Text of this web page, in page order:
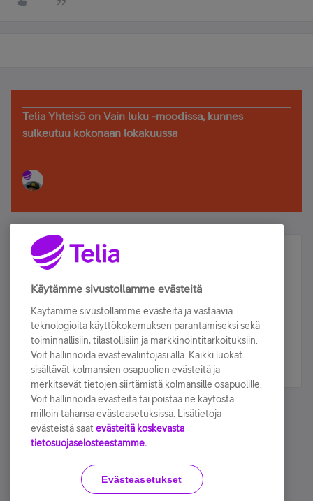
Telia Yhteisö on Vain luku -moodissa, kunnes
sulkeutuu kokonaan lokakuussa
Älä jää paitsi – osallistu ja voita!
Tilaa Telian uutiskirje ja olet mukana arvonnassa.
sähköpostiisi.
Tilaa nyt
Käyttöehdot Accessibility statement
Käytämme sivustollamme evästeitä
Käytämme sivustollamme evästeitä ja vastaavia
teknologioita käyttökokemuksen parantamiseksi sekä
toiminnallisiin, tilastollisiin ja markkinointitarkoituksiin.
Voit hallinnoida evästevalintojasi alla. Kaikki luokat
sisältävät kolmansien osapuolien evästeitä ja
merkitsevät tietojen siirtämistä kolmansille osapuolille.
Voit hallinnoida evästeitä tai poistaa ne käytöstä
milloin tahansa evästeasetuksissa. Lisätietoja
evästeistä saat evästeitä koskevasta
tietosuojaselosteestamme.
Evästeasetukset